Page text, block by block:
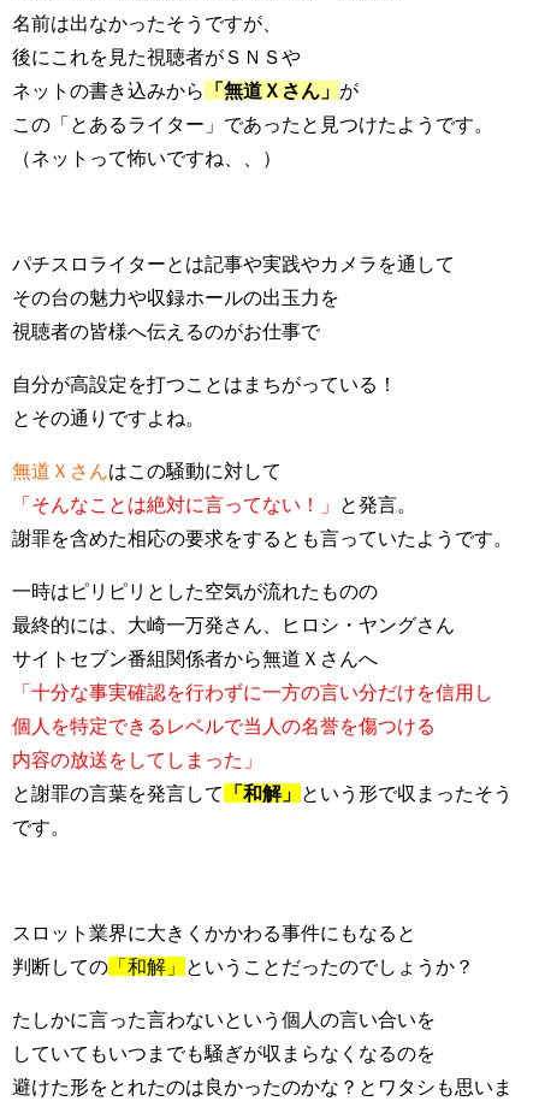
名前は出なかったそうですが、
後にこれを見た視聴者がＳＮＳや
ネットの書き込みから
「無道Ｘさん」 が
この「とあるライター」であったと見つけたようです。
（ネットって怖いですね、、）
パチスロライターとは記事や実践やカメラを通して
その台の魅力や収録ホールの出玉力を
視聴者の皆様へ伝えるのがお仕事で
自分が高設定を打つことはまちがっている！
とその通りですよね。
無道Ｘさん はこの騒動に対して
「そんなことは絶対に言ってない！」
と発言。
謝罪を含めた相応の要求をするとも言っていたようです。
一時はピリピリとした空気が流れたものの
最終的には、大崎一万発さん、ヒロシ・ヤングさん
サイトセブン番組関係者から無道Ｘさんへ
「十分な事実確認を行わずに一方の言い分だけを信用し
個人を特定できるレベルで当人の名誉を傷つける
内容の放送をしてしまった」
と謝罪の言葉を発言して
「和解」
という形で収まったそう
です。
スロット業界に大きくかかわる事件にもなると
判断しての 「和解」 ということだったのでしょうか？
たしかに言った言わないという個人の言い合いを
していてもいつまでも騒ぎが収まらなくなるのを
避けた形をとれたのは良かったのかな？とワタシも思いま